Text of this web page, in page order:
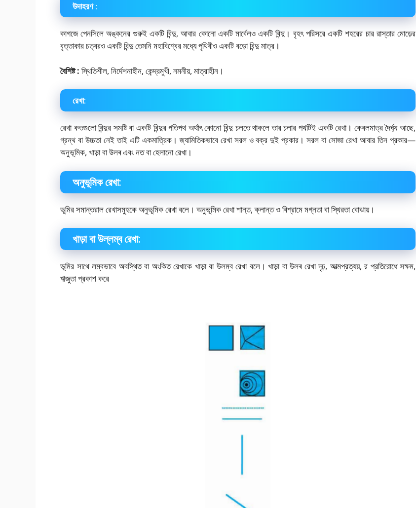
উদাহরণ :
কাগজে পেনসিলে অঙ্কনের গুরুই একটি বিন্দু, আবার কোনো একটি মার্বেলও একটি বিন্দু। বৃহৎ পরিসরে একটি শহরের চার রাস্তার মোড়ের
বৃত্তাকার চত্বরও একটি বিন্দু তেমনি মহাবিশ্বের মধ্যে পৃথিবীও একটি বড়ো বিন্দু মাত্র।
বৈশিষ্ট : স্থিতিশীল, নির্দেশনাহীন, কেন্দ্রমুখী, নমনীয়, মাত্রাহীন।
রেখা:
রেখা কতগুলো বিন্দুর সমষ্টি বা একটি বিন্দুর গতিপথ অর্থাৎ কোনো বিন্দু চলতে থাকলে তার চলার পথটিই একটি রেখা। কেবলমাত্র দৈর্ঘ্য আছে,
গ্রন্থ বা উচ্চতা নেই তাই এটি একমাত্রিক। জ্যামিতিকভাবে রেখা সরল ও বক্র দুই প্রকার। সরল বা সোজা রেখা আবার তিন প্রকার—
অনুভূমিক, খাড়া বা উলৰ এবং নত বা হেলানো রেখা।
অনুভূমিক রেখা:
ভূমির সমান্তরাল রেখাসমুহকে অনুভূমিক রেখা বলে। অনুভূমিক রেখা শান্ত, ক্লান্ত ও বিশ্রামে মগ্নতা বা স্থিরতা বোঝায়।
খাড়া বা উল্লম্ব রেখা:
ভূমির সাথে লম্বভাবে অবস্থিত বা অংকিত রেখাকে খাড়া বা উলম্ব রেখা বলে। খাড়া বা উলৰ রেখা দৃঢ়, আত্মপ্রত্যয়, র প্রতিরোধে সক্ষম,
ঋজুতা প্রকাশ করে